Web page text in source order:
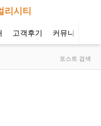
리시티
고객후기 커뮤니티
포스트 검색